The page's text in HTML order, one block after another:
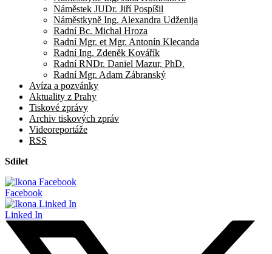
Náměstek JUDr. Jiří Pospíšil
Náměstkyně Ing. Alexandra Udženija
Radní Bc. Michal Hroza
Radní Mgr. et Mgr. Antonín Klecanda
Radní Ing. Zdeněk Kovářík
Radní RNDr. Daniel Mazur, PhD.
Radní Mgr. Adam Zábranský
Avíza a pozvánky
Aktuality z Prahy
Tiskové zprávy
Archiv tiskových zpráv
Videoreportáže
RSS
Sdílet
Facebook
Linked In